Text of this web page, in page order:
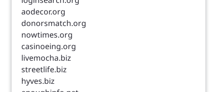
aodecor.org
donorsmatch.org
nowtimes.org
casinoeing.org
livemocha.biz
streetlife.biz
hyves.biz